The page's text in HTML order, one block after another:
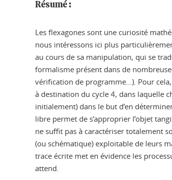
Résumé :
Les flexagones sont une curiosité
nous intéressons ici plus
au cours de sa manipulation, qui se
formalisme présent dans de
vérification de programme...). Pour
à destination du cycle 4, dans laquelle
initialement) dans le but d’en
libre permet de s’approprier l’objet
ne suffit pas à caractériser totalement
(ou schématique) exploitable de leurs
trace écrite met en évidence les
attend.